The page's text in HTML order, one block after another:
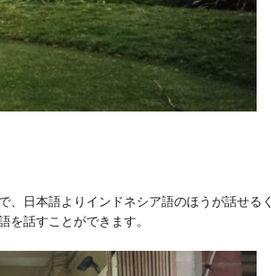
、日本語よりインドネシア語のほうが話せるく
を話すことができます。